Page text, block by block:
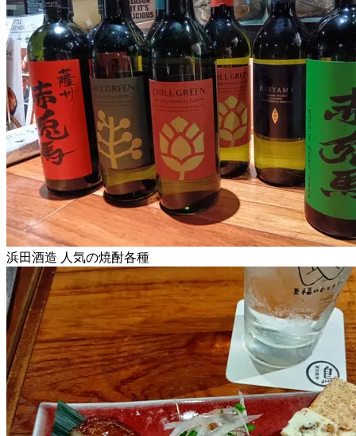
浜田酒造 人気の焼酎各種